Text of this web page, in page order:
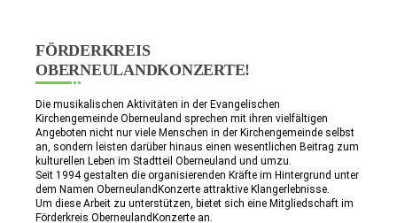
FÖRDERKREIS
OBERNEULANDKONZERTE!
Die musikalischen Aktivitäten in der Evangelischen
Kirchengemeinde Oberneuland sprechen mit ihren vielfältigen
Angeboten nicht nur viele Menschen in der Kirchengemeinde selbst
an, sondern leisten darüber hinaus einen wesentlichen Beitrag zum
kulturellen Leben im Stadtteil Oberneuland und umzu.
Seit 1994 gestalten die organisierenden Kräfte im Hintergrund unter
dem Namen OberneulandKonzerte attraktive Klangerlebnisse.
Um diese Arbeit zu unterstützen, bietet sich eine Mitgliedschaft im
Förderkreis OberneulandKonzerte an.